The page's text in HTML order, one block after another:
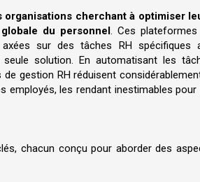
cherchant à optimiser
du personnel. Ces plateformes
sur des tâches RH spécifiques
solution. En automatisant les
gestion RH réduisent
employés, les rendant inestimables pour
chacun conçu pour aborder des